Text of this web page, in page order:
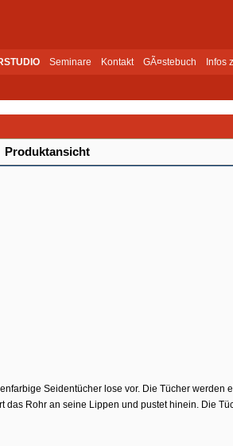
Seminare Kontakt GÃ¤stebuch Infos
Produktansicht
Seidentücher lose vor. Die Tücher werden
Rohr an seine Lippen und pustet hinein. Die